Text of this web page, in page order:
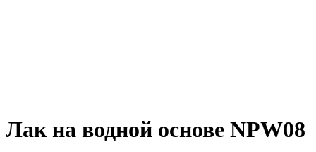
Лак на водной основе NPW08